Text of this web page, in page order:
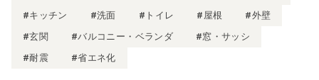
#キッチン
#洗面 #トイレ #屋根
#外壁
#玄関
#バルコニー・ベランダ
#窓・サッシ
#耐震
#省エネ化